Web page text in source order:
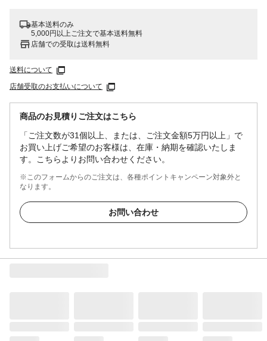
基本送料のみ
5,000円以上ご注文で基本送料無料
店舗での受取は送料無料
送料について
店舗受取のお支払いについて
商品のお見積りご注文はこちら
「ご注文数が31個以上、または、ご注文金額5万円以上」で
お買い上げご希望のお客様は、在庫・納期を確認いたしま
す。こちらよりお問い合わせください。
※このフォームからのご注文は、各種ポイントキャンペーン対象外と
なります。
お問い合わせ